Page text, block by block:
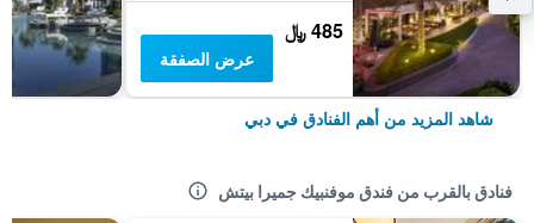
485 ﷼
عرض الصفقة
شاهد المزيد من أهم الفنادق في دبي
فنادق بالقرب من فندق موفنبيك جميرا بيتش